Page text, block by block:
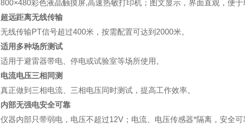
800×480彩色液晶触摸屏,高速热敏打印机；图文显示，界面直观，便于
超远距离无线传输
无线传输PT信号超过400米，按需配置可达到2000米。
适用多种场所测试
适用于避雷器带电、停电或试验室等场所使用。
电流电压三相同测
真正做到三相电流、三相电压同时测试，提高工作效率。
内部无强电安全可靠
仪器内部只带弱电，电压不超过12V；电流、电压传感器*隔离，安全可